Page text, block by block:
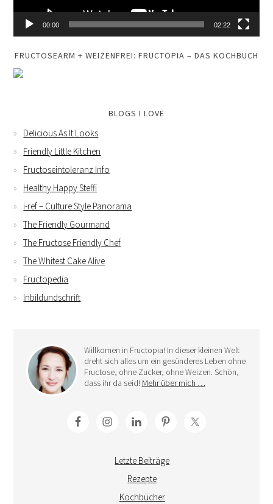
00:00 02:22
FRUCTOSEARM + WEIZENFREI: FRUCTOPIA – DAS KOCHBUCH
BLOGS I LOVE
Delicious As It Looks
Friendly Little Kitchen
Fructoseintoleranz Info
Healthy Happy Steffi
i-ref – Culture Style Panorama
The Friendly Gourmand
The Fructose Friendly Chef
The Whitest Cake Alive
Fructopedia
Inbildundschrift
Willkomen in Fructopia! In dieser kleinen Welt
dreht sich alles um ein gesünderes Leben ohne
Fructose, ohne Zucker, ohne Weizen. Schön,
dass ihr da seid! Mehr über mich …
Letzte Beiträge
Rezepte
Kochbücher